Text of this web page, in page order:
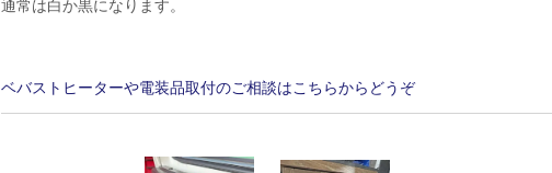
通常は白か黒になります。
ベバストヒーターや電装品取付のご相談はこちらからどうぞ